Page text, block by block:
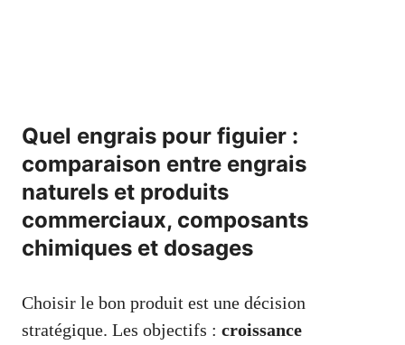
Quel engrais pour figuier :
comparaison entre engrais
naturels et produits
commerciaux, composants
chimiques et dosages
Choisir le bon produit est une décision
stratégique. Les objectifs : croissance